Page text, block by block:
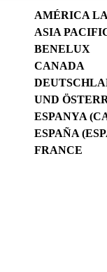
AMÉRICA
ASIA
BENELUX
CANADA
UND
ESPANYA
ESPAÑA
FRANCE